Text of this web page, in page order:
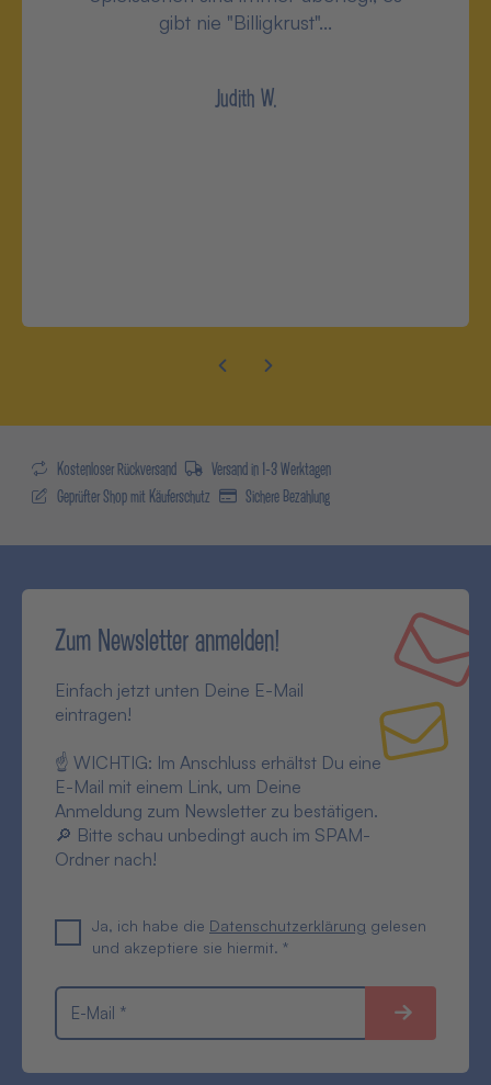
gibt nie "Billigkrust"...
Judith W.
Kostenloser Rückversand
Geprüfter Shop mit Käuferschutz
Sichere Bezahlung
Versand in 1-3 Werktagen
Zum Newsletter anmelden!
Einfach jetzt unten Deine E-Mail
eintragen!
☝ WICHTIG: Im Anschluss erhältst Du eine
E-Mail mit einem Link, um Deine
Anmeldung zum Newsletter zu bestätigen.
🔎 Bitte schau unbedingt auch im SPAM-
Ordner nach!
E-Mail *
Ja, ich habe die Datenschutzerklärung gelesen
und akzeptiere sie hiermit. *